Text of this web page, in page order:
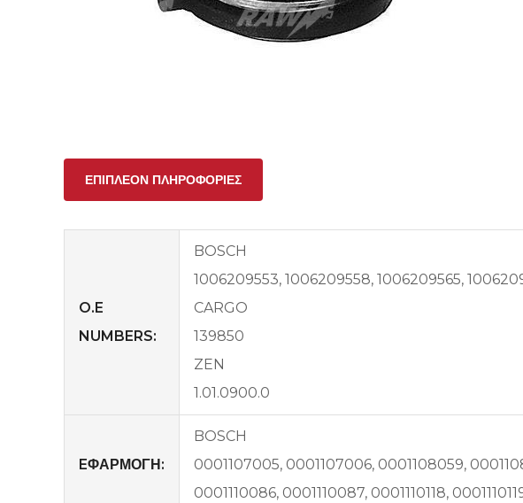
ΕΠΙΠΛΈΟΝ ΠΛΗΡΟΦΟΡΊΕΣ
O.E
NUMBERS:
BOSCH
1006209553, 1006209558, 1006209565,
CARGO
139850
ZEN
1.01.0900.0
EΦΑΡΜΟΓΗ:
BOSCH
0001107005, 0001107006, 0001108059,
0001110086, 0001110087, 0001110118,